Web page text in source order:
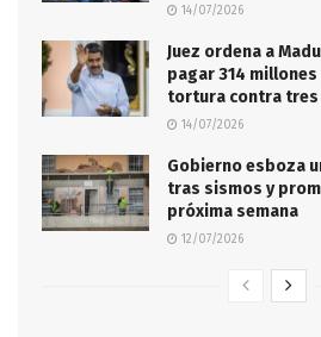
14/07/2026
Juez ordena a
pagar 314
tortura contra
14/07/2026
Gobierno esboza
tras sismos y
próxima semana
12/07/2026